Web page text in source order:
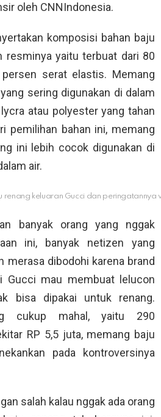
oleh CNNIndonesia.
komposisi bahan baju
resminya yaitu terbuat dari 80
serat elastis. Memang
sering digunakan di dalam
atau polyester yang tahan
pemilihan bahan ini, memang
ini lebih cocok digunakan di
air.
renang keluaran Gucci dan peringatannya
banyak orang yang nggak
ini, banyak netizen yang
merasa dibodohi karena brand
Gucci mau membuat lelucon
bisa dipakai untuk renang.
cukup mahal, yaitu 290
RP 5,5 juta, memang baju
pada kontroversinya
salah kalau nggak ada orang